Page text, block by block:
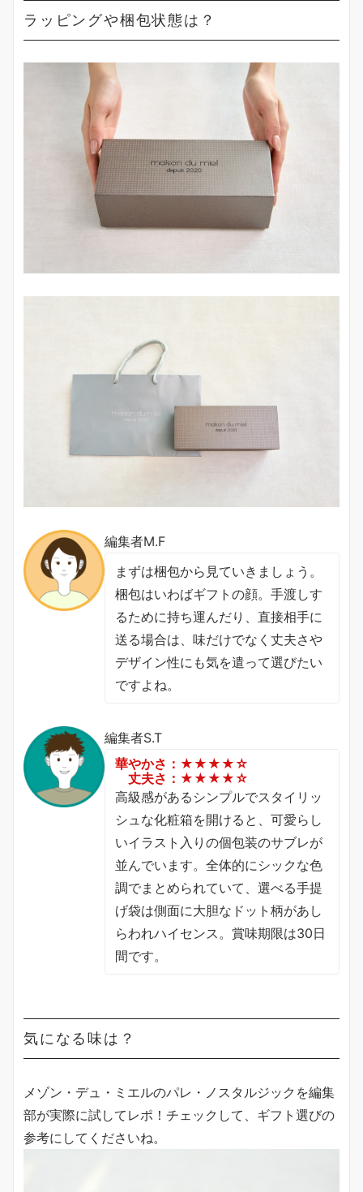
ラッピングや梱包状態は？
編集者M.F
まずは梱包から見ていきましょう。
梱包はいわばギフトの顔。手渡しす
るために持ち運んだり、直接相手に
送る場合は、味だけでなく丈夫さや
デザイン性にも気を遣って選びたい
ですよね。
編集者S.T
華やかさ：★★★★☆
丈夫さ：★★★★☆
高級感があるシンプルでスタイリッ
シュな化粧箱を開けると、可愛らし
いイラスト入りの個包装のサブレが
並んでいます。全体的にシックな色
調でまとめられていて、選べる手提
げ袋は側面に大胆なドット柄があし
らわれハイセンス。賞味期限は30日
間です。
気になる味は？
メゾン・デュ・ミエルのパレ・ノスタルジックを編集
部が実際に試してレポ！チェックして、ギフト選びの
参考にしてくださいね。